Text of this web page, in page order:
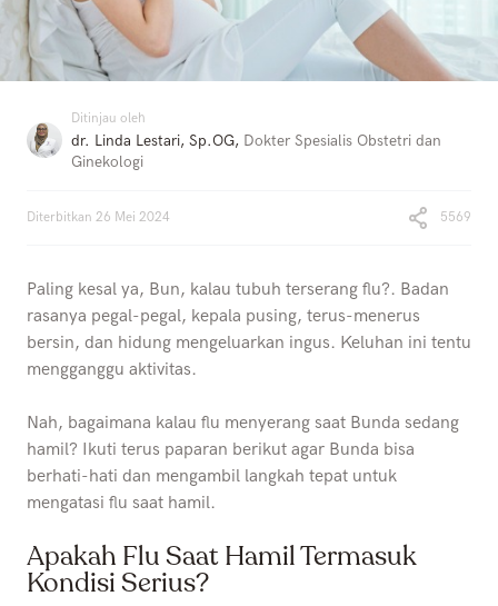
Ditinjau oleh
dr. Linda Lestari, Sp.OG, Dokter Spesialis Obstetri dan
Ginekologi
Diterbitkan 26 Mei 2024 5569
Paling kesal ya, Bun, kalau tubuh terserang flu?. Badan
rasanya pegal-pegal, kepala pusing, terus-menerus
bersin, dan hidung mengeluarkan ingus. Keluhan ini tentu
mengganggu aktivitas.
Nah, bagaimana kalau flu menyerang saat Bunda sedang
hamil? Ikuti terus paparan berikut agar Bunda bisa
berhati-hati dan mengambil langkah tepat untuk
mengatasi flu saat hamil.
Apakah Flu Saat Hamil Termasuk
Kondisi Serius?